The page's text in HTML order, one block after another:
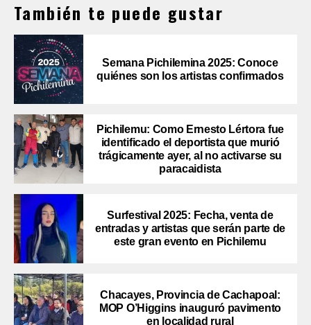
También te puede gustar
Semana Pichilemina 2025: Conoce
quiénes son los artistas confirmados
Pichilemu: Como Ernesto Lértora fue
identificado el deportista que murió
trágicamente ayer, al no activarse su
paracaidista
Surfestival 2025: Fecha, venta de
entradas y artistas que serán parte de
este gran evento en Pichilemu
Chacayes, Provincia de Cachapoal:
MOP O’Higgins inauguró pavimento
en localidad rural